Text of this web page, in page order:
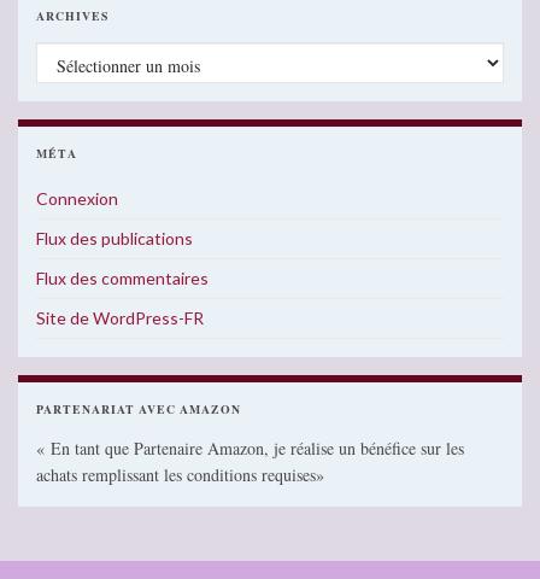
ARCHIVES
Archives
MÉTA
Connexion
Flux des publications
Flux des commentaires
Site de WordPress-FR
PARTENARIAT AVEC AMAZON
« En tant que Partenaire Amazon, je réalise un bénéfice sur les
achats remplissant les conditions requises»